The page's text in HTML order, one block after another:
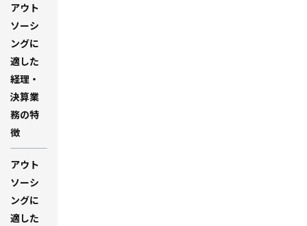
アウト
ソーシ
ングに
適した
経理・
決算業
務の特
徴
アウト
ソーシ
ングに
適した